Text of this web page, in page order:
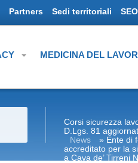
Partners Sedi territoriali SEO
MEDICINA DEL
Corsi sicurezza
D.Lgs. 81
News
» Ente di
accreditato per la
a Cava de’ Tirreni